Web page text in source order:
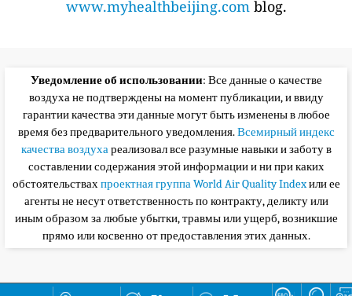
www.myhealthbeijing.comblog.
Уведомление об использовании: Все данные о качестве
воздуха не подтверждены на момент публикации, и ввиду
гарантии качества эти данные могут быть изменены в любое
время без предварительного уведомления.Всемирный индекс
качества воздухареализовал все разумные навыки и заботу в
составлении содержания этой информации и ни при каких
обстоятельствахпроектная группа World Air Quality Indexили ее
агенты не несут ответственность по контракту, деликту или
иным образом за любые убытки, травмы или ущерб, возникшие
прямо или косвенно от предоставления этих данных.